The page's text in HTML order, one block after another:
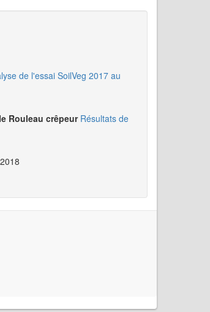
de l'essai SoilVeg 2017 au
Rouleau crêpeur Résultats de